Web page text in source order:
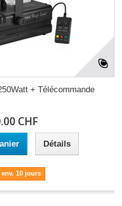
+ Télécommande
CHF
Détails
10 jours